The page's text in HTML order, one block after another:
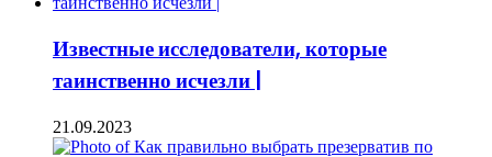
Известные исследователи, которые
таинственно исчезли |
21.09.2023